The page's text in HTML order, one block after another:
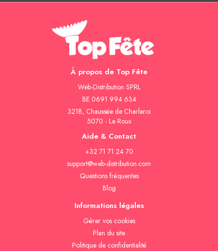
À propos de Top Fête
Web-Distribution SPRL
BE 0691 994 634
321B, Chaussée de Charleroi
5070 - Le Roux
Aide & Contact
+32 71 71 24 70
support@web-distribution.com
Questions fréquentes
Blog
Informations légales
Gèrer vos cookies
Plan du site
Politique de confidentialité